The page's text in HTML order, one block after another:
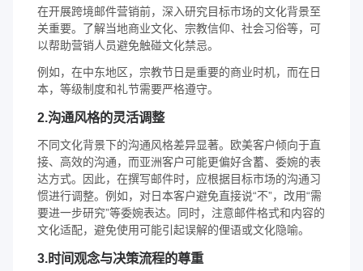
在开展跨境邮件营销前，深入研究目标市场的文化背景至
关重要。了解当地商业文化、宗教信仰、社会习俗等，可
以帮助营销人员避免触碰文化禁忌。
例如，在中东地区，宗教节日是重要的商业时机，而在日
本，等级制度和礼节需要严格遵守。
2.沟通风格的灵活调整
不同文化背景下的沟通风格差异显著。欧美客户倾向于直
接、高效的沟通，而亚洲客户可能更偏好含蓄、委婉的表
达方式。因此，在撰写邮件时，应根据目标市场的沟通习
惯进行调整。例如，对日本客户避免直接说“不”，改用“需
要进一步研究”等委婉表达。同时，注意邮件格式和内容的
文化适配，避免使用可能引起误解的俚语或文化隐喻。
3.时间观念与决策流程的尊重